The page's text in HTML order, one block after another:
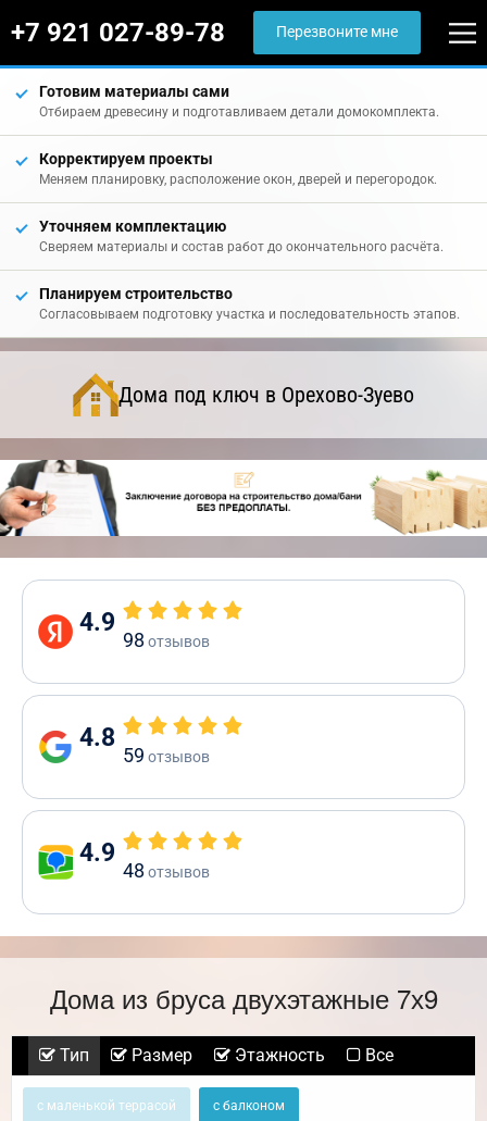
+7 921 027-89-78 Перезвоните мне
Готовим материалы сами
Отбираем древесину и подготавливаем детали домокомплекта.
Корректируем проекты
Меняем планировку, расположение окон, дверей и перегородок.
Уточняем комплектацию
Сверяем материалы и состав работ до окончательного расчёта.
Планируем строительство
Согласовываем подготовку участка и последовательность этапов.
Дома под ключ в Орехово-Зуево
4.9
98 отзывов
4.8
59 отзывов
4.9
48 отзывов
Дома из бруса двухэтажные 7х9
Тип Размер Этажность Все
с маленькой террасой с балконом